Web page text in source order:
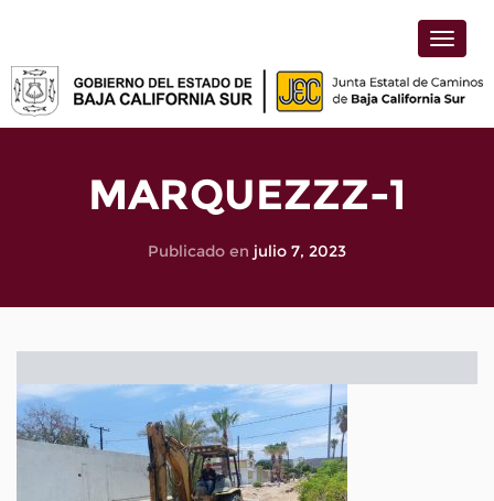
Toggle
MARQUEZZZ-1
Publicado en julio 7, 2023